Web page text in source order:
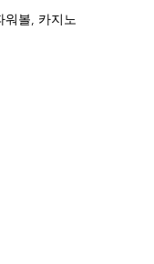
워볼, 카지노